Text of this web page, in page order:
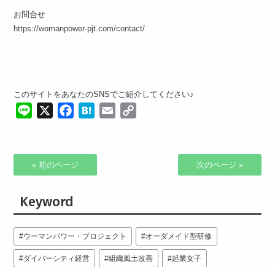
お問合せ
https://womanpower-pjt.com/contact/
このサイトをあなたのSNSでご紹介してください♪
Line FacebookHatenaEmail
« 前のページ 次のページ »
Keyword
ウーマンパワー・プロジェクト オーダメイド型研修
ダイバーシティ経営 組織風土改善 起業女子